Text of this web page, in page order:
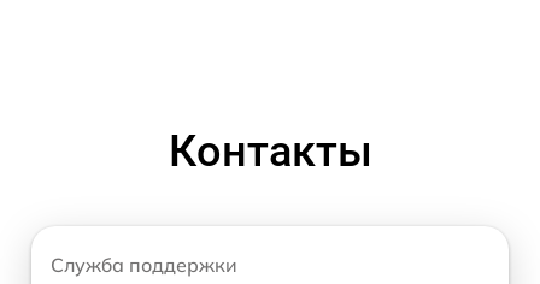
Контакты
Служба поддержки